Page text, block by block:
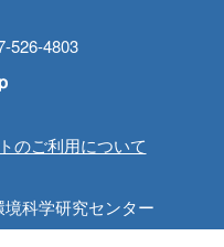
526-4803
のご利用について
科学研究センター